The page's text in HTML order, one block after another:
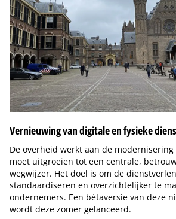
Vernieuwing van digitale en fysieke
De overheid werkt aan de
moet uitgroeien tot een centrale,
wegwijzer. Het doel is om de
standaardiseren en overzichtelijker te
ondernemers. Een bètaversie van deze
wordt deze zomer gelanceerd.